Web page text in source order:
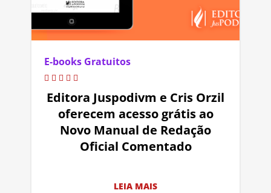
E-books Gratuitos
Editora Juspodivm e Cris Orzil
oferecem acesso grátis ao
Novo Manual de Redação
Oficial Comentado
LEIA MAIS